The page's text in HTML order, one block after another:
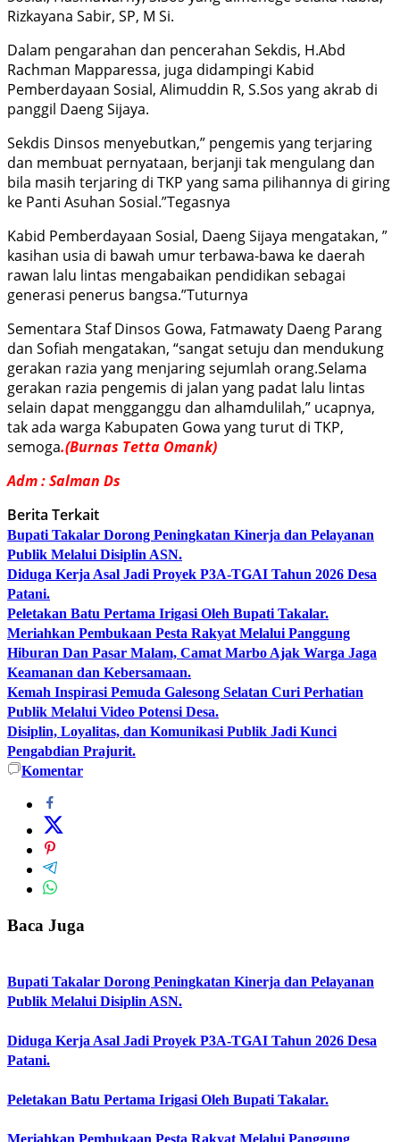
Rizkayana Sabir, SP, M Si.
Dalam pengarahan dan pencerahan Sekdis, H.Abd
Rachman Mapparessa, juga didampingi Kabid
Pemberdayaan Sosial, Alimuddin R, S.Sos yang akrab di
panggil Daeng Sijaya.
Sekdis Dinsos menyebutkan,” pengemis yang terjaring
dan membuat pernyataan, berjanji tak mengulang dan
bila masih terjaring di TKP yang sama pilihannya di giring
ke Panti Asuhan Sosial.”Tegasnya
Kabid Pemberdayaan Sosial, Daeng Sijaya mengatakan, ”
kasihan usia di bawah umur terbawa-bawa ke daerah
rawan lalu lintas mengabaikan pendidikan sebagai
generasi penerus bangsa.”Tuturnya
Sementara Staf Dinsos Gowa, Fatmawaty Daeng Parang
dan Sofiah mengatakan, “sangat setuju dan mendukung
gerakan razia yang menjaring sejumlah orang.Selama
gerakan razia pengemis di jalan yang padat lalu lintas
selain dapat mengganggu dan alhamdulilah,” ucapnya,
tak ada warga Kabupaten Gowa yang turut di TKP,
semoga.(Burnas Tetta Omank)
Adm : Salman Ds
Berita Terkait
Bupati Takalar Dorong Peningkatan Kinerja dan Pelayanan
Publik Melalui Disiplin ASN.
Diduga Kerja Asal Jadi Proyek P3A-TGAI Tahun 2026 Desa
Patani.
Peletakan Batu Pertama Irigasi Oleh Bupati Takalar.
Meriahkan Pembukaan Pesta Rakyat Melalui Panggung
Hiburan Dan Pasar Malam, Camat Marbo Ajak Warga Jaga
Keamanan dan Kebersamaan.
Kemah Inspirasi Pemuda Galesong Selatan Curi Perhatian
Publik Melalui Video Potensi Desa.
Disiplin, Loyalitas, dan Komunikasi Publik Jadi Kunci
Pengabdian Prajurit.
Komentar
Baca Juga
Bupati Takalar Dorong Peningkatan Kinerja dan Pelayanan
Publik Melalui Disiplin ASN.
Diduga Kerja Asal Jadi Proyek P3A-TGAI Tahun 2026 Desa
Patani.
Peletakan Batu Pertama Irigasi Oleh Bupati Takalar.